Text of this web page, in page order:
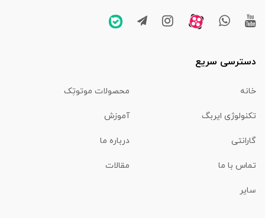
دسترسی سریع
خانه محصولات موتوتِک
تکنولوژی ایربگ آموزش
گارانتی درباره ما
تماس با ما مقالات
سایر